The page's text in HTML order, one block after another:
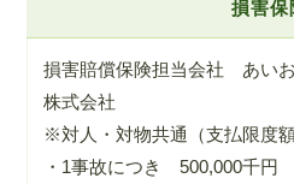
損害保
損害賠償保険担当会社 あい
株式会社
※対人・対物共通（支払限度額
・1事故につき 500,000千円